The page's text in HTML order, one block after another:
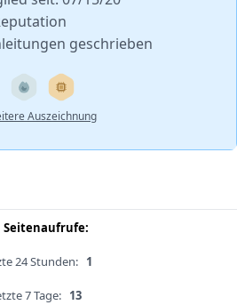
geschrieben
Auszeichnung
Seitenaufrufe:
24 Stunden: 1
7 Tage: 13